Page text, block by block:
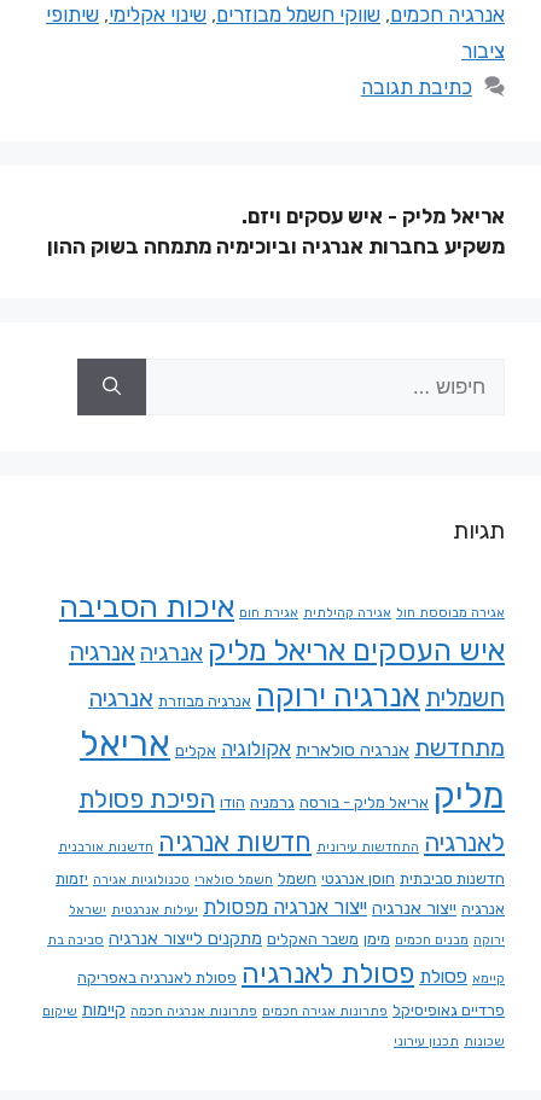
אנרגיה חכמים, שווקי חשמל מבוזרים, שינוי אקלימי, שיתופי
ציבור
כתיבת תגובה
אריאל מליק - איש עסקים ויזם.
משקיע בחברות אנרגיה וביוכימיה מתמחה בשוק ההון
תגיות
אגירה מבוססת חול אגירה קהילתית אגירת חום איכות הסביבה
איש העסקים אריאל מליק אנרגיה אנרגיה
חשמלית אנרגיה ירוקה אנרגיה מבוזרת אנרגיה
מתחדשת אנרגיה סולארית אקולוגיה אקלים אריאל
מליק אריאל מליק - בורסה גרמניה הודו הפיכת פסולת
לאנרגיה התחדשות עירונית חדשות אנרגיה חדשנות אורבנית
חדשנות סביבתית חוסן אנרגטי חשמל חשמל סולארי טכנולוגיות אגירה יזמות
אנרגיה ייצור אנרגיה ייצור אנרגיה מפסולת יעילות אנרגטית ישראל
ירוקה מבנים חכמים מימן משבר האקלים מתקנים לייצור אנרגיה סביבה בת
קיימא פסולת פסולת לאנרגיה פסולת לאנרגיה באפריקה
פרדיים גאופיסיקל פתרונות אגירה חכמים פתרונות אנרגיה חכמה קיימות שיקום
שכונות תכנון עירוני